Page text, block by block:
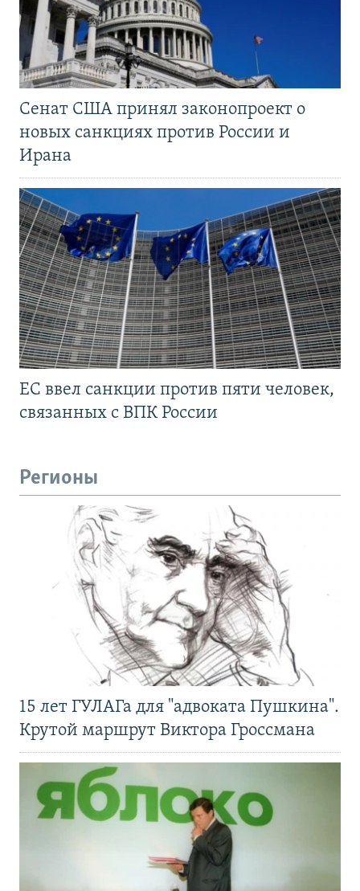
Сенат США принял законопроект о
новых санкциях против России и
Ирана
ЕС ввел санкции против пяти человек,
связанных с ВПК России
Регионы
15 лет ГУЛАГа для "адвоката Пушкина".
Крутой маршрут Виктора Гроссмана